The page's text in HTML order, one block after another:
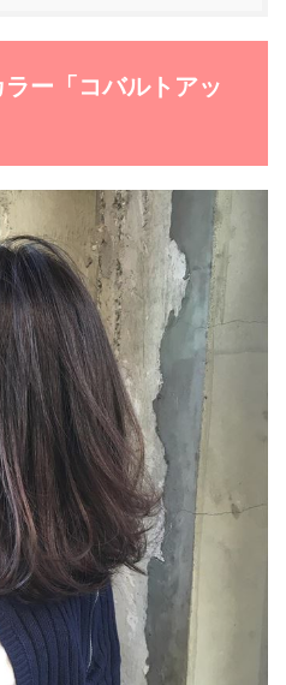
ー「コバルトアッ